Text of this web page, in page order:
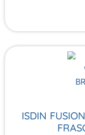
ISDIN